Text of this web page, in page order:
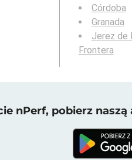
Córdoba
Granada
Jerez de
Frontera
nPerf, pobierz